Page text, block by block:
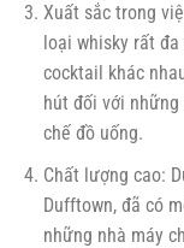
Xuất sắc trong
loại whisky rất
cocktail khác
hút đối với
chế đồ uống.
Chất lượng cao:
Dufftown, đã có
những nhà máy